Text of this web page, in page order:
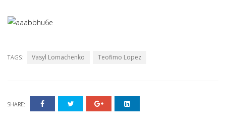
TAGS: Vasyl Lomachenko Teofimo Lopez
SHARE: